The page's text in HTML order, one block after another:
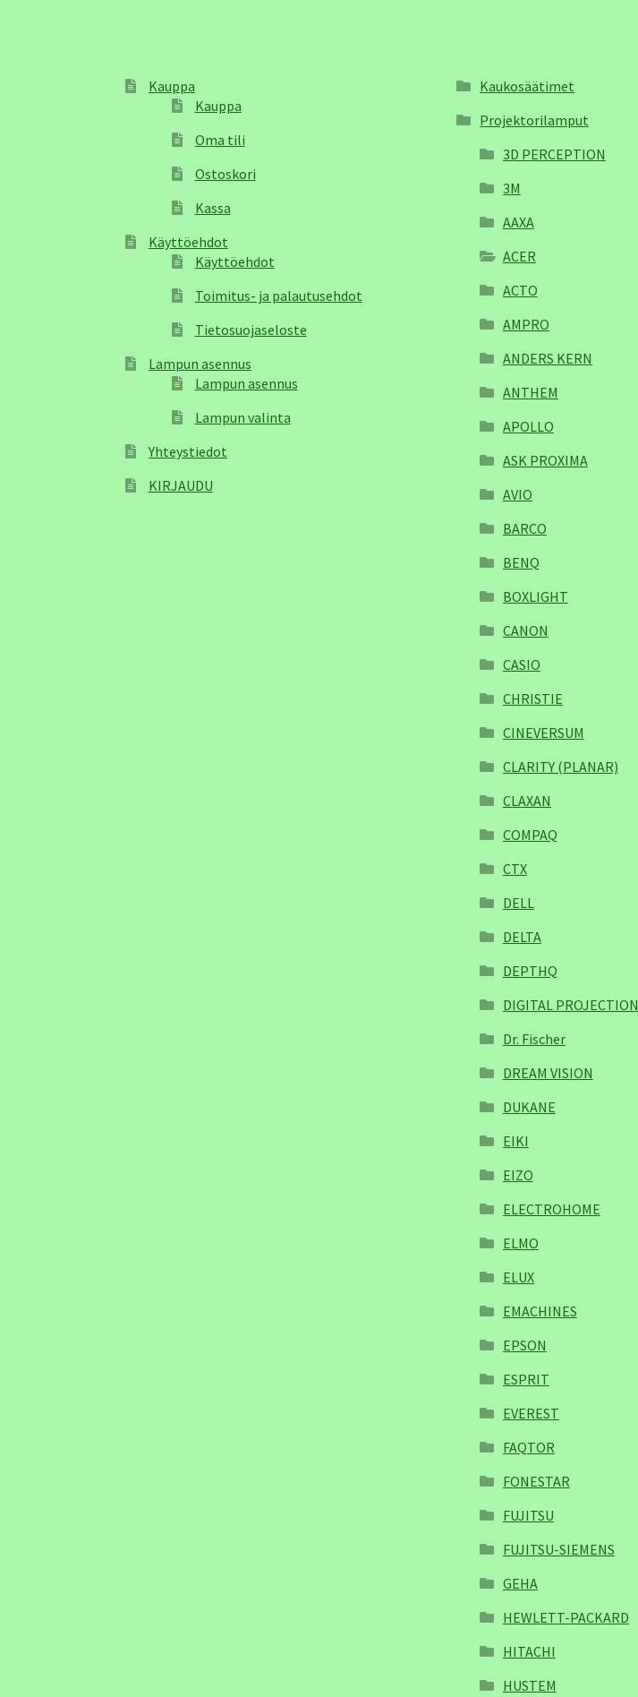
Kauppa
Kauppa
Oma tili
Ostoskori
Kassa
Käyttöehdot
Käyttöehdot
Toimitus- ja palautusehdot
Tietosuojaseloste
Lampun asennus
Lampun asennus
Lampun valinta
Yhteystiedot
KIRJAUDU
Kaukosäätimet
Projektorilamput
3D PERCEPTION
3M
AAXA
ACER
ACTO
AMPRO
ANDERS KERN
ANTHEM
APOLLO
ASK PROXIMA
AVIO
BARCO
BENQ
BOXLIGHT
CANON
CASIO
CHRISTIE
CINEVERSUM
CLARITY (PLANAR)
CLAXAN
COMPAQ
CTX
DELL
DELTA
DEPTHQ
DIGITAL PROJECTION
Dr. Fischer
DREAM VISION
DUKANE
EIKI
EIZO
ELECTROHOME
ELMO
ELUX
EMACHINES
EPSON
ESPRIT
EVEREST
FAQTOR
FONESTAR
FUJITSU
FUJITSU-SIEMENS
GEHA
HEWLETT-PACKARD
HITACHI
HUSTEM